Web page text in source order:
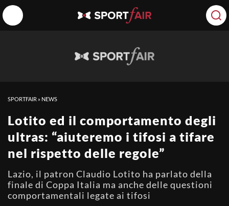
SPORTFAIR » NEWS
Lotito ed il comportamento degli
ultras: “aiuteremo i tifosi a tifare
nel rispetto delle regole”
Lazio, il patron Claudio Lotito ha parlato della
finale di Coppa Italia ma anche delle questioni
comportamentali legate ai tifosi